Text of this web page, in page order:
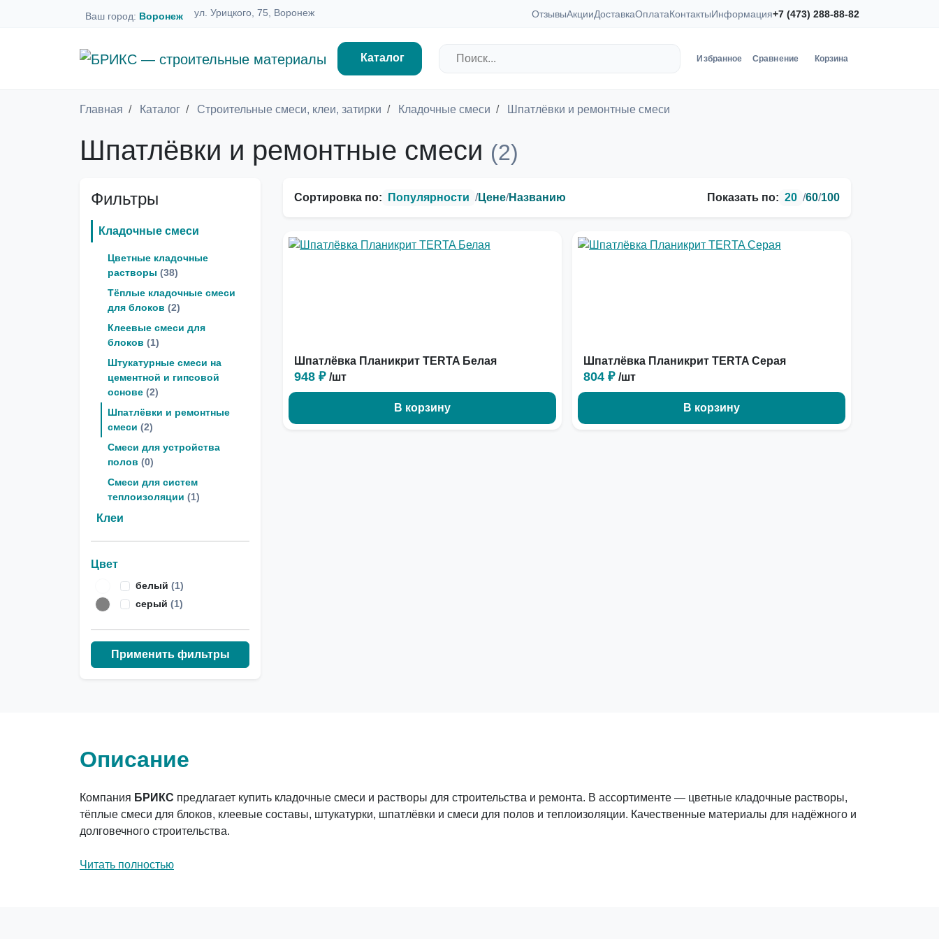
Ваш город: Воронеж ул. Урицкого, 75, Воронеж ОтзывыАкцииДоставкаОплатаКонтактыИнформация+7 (473) 288-88-82
Каталог Избранное Сравнение Корзина
Главная Каталог Строительные смеси, клеи, затирки Кладочные смеси Шпатлёвки и ремонтные смеси
Шпатлёвки и ремонтные смеси (2)
Фильтры
Кладочные смеси
Цветные кладочные
растворы (38)
Тёплые кладочные смеси
для блоков (2)
Клеевые смеси для
блоков (1)
Штукатурные смеси на
цементной и гипсовой
основе (2)
Шпатлёвки и ремонтные
смеси (2)
Смеси для устройства
полов (0)
Смеси для систем
теплоизоляции (1)
Клеи
Цвет
белый (1)
серый (1)
Применить фильтры
Сортировка по: Популярности /Цене/Названию Показать по: 20 /60/100
Шпатлёвка Планикрит TERTA Белая
948 ₽ /шт
В корзину
Шпатлёвка Планикрит TERTA Серая
804 ₽ /шт
В корзину
Описание
Компания БРИКС предлагает купить кладочные смеси и растворы для строительства и ремонта. В ассортименте — цветные кладочные растворы,
тёплые смеси для блоков, клеевые составы, штукатурки, шпатлёвки и смеси для полов и теплоизоляции. Качественные материалы для надёжного и
долговечного строительства.
Читать полностью